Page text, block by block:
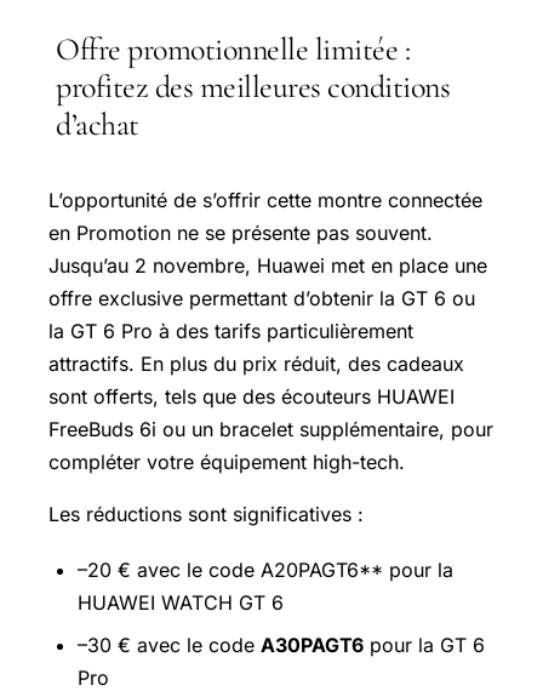
Offre promotionnelle limitée :
profitez des meilleures conditions
d’achat
L’opportunité de s’offrir cette montre connectée
en Promotion ne se présente pas souvent.
Jusqu’au 2 novembre, Huawei met en place une
offre exclusive permettant d’obtenir la GT 6 ou
la GT 6 Pro à des tarifs particulièrement
attractifs. En plus du prix réduit, des cadeaux
sont offerts, tels que des écouteurs HUAWEI
FreeBuds 6i ou un bracelet supplémentaire, pour
compléter votre équipement high-tech.
Les réductions sont significatives :
–20 € avec le code A20PAGT6** pour la
HUAWEI WATCH GT 6
–30 € avec le code A30PAGT6 pour la GT 6
Pro